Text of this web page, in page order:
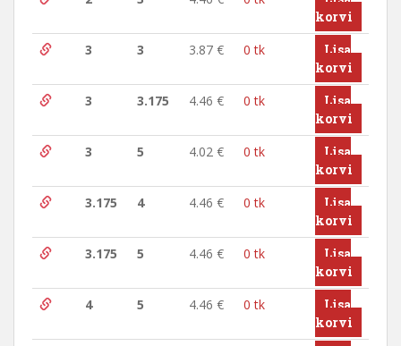
korvi
3
3 3.87 € 0 tk
Lisa
korvi
3
3.175 4.46 € 0 tk
Lisa
korvi
3
5 4.02 € 0 tk
Lisa
korvi
3.175
4 4.46 € 0 tk
Lisa
korvi
3.175
5 4.46 € 0 tk
Lisa
korvi
4
5 4.46 € 0 tk
Lisa
korvi